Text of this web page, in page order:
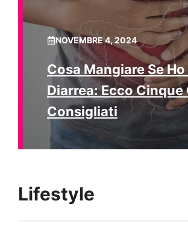
NOVEMBRE 4, 2024
Cosa Mangiare Se Ho
Diarrea: Ecco Cinque
Consigliati
Lifestyle